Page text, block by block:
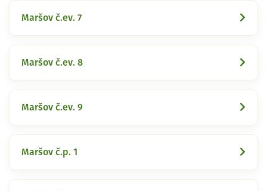
Maršov č.ev. 7
Maršov č.ev. 8
Maršov č.ev. 9
Maršov č.p. 1